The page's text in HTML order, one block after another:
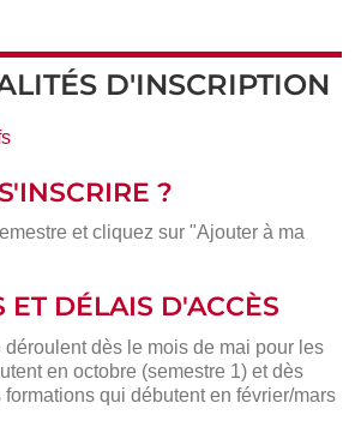
D'INSCRIPTION
?
et cliquez sur "Ajouter à ma
ET DÉLAIS D'ACCÈS
déroulent dès le mois de mai pour les
en octobre (semestre 1) et dès
qui débutent en février/mars